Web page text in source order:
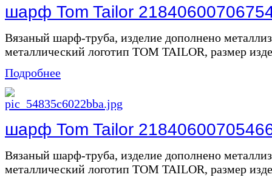
шарф Tom Tailor
Вязаный шарф-труба, изделие дополнено
металлический логотип TOM TAILOR, размер
Подробнее
шарф Tom Tailor
Вязаный шарф-труба, изделие дополнено
металлический логотип TOM TAILOR, размер